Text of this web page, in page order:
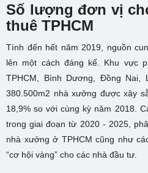
Số lượng đơn vị
thuê TPHCM
Tính đến hết năm 2019, nguồn
lên một cách đáng kể. Khu vực
TPHCM, Bình Dương, Đồng Nai,
380.500m2 nhà xưởng được xây
18,9% so với cùng kỳ năm 2018.
trong giai đoạn từ 2020 - 2025,
nhà xưởng ở TPHCM cũng như
“cơ hội vàng” cho các nhà đầu tư.